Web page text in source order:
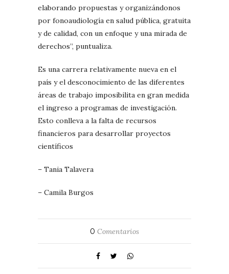
elaborando propuestas y organizándonos
por fonoaudiología en salud pública, gratuita
y de calidad, con un enfoque y una mirada de
derechos”, puntualiza.
Es una carrera relativamente nueva en el
país y el desconocimiento de las diferentes
áreas de trabajo imposibilita en gran medida
el ingreso a programas de investigación.
Esto conlleva a la falta de recursos
financieros para desarrollar proyectos
científicos
– Tania Talavera
– Camila Burgos
0 Comentarios